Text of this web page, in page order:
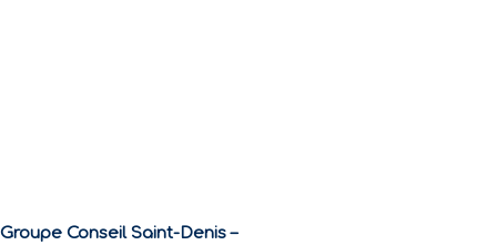
Groupe Conseil Saint-Denis –